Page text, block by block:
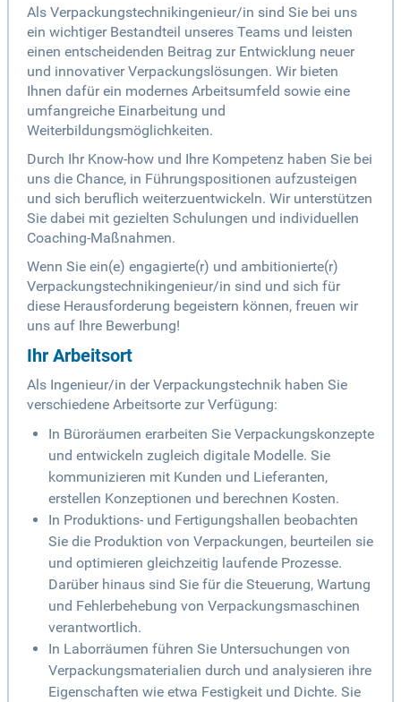
Als Verpackungstechnikingenieur/in sind Sie bei uns
ein wichtiger Bestandteil unseres Teams und leisten
einen entscheidenden Beitrag zur Entwicklung neuer
und innovativer Verpackungslösungen. Wir bieten
Ihnen dafür ein modernes Arbeitsumfeld sowie eine
umfangreiche Einarbeitung und
Weiterbildungsmöglichkeiten.
Durch Ihr Know-how und Ihre Kompetenz haben Sie bei
uns die Chance, in Führungspositionen aufzusteigen
und sich beruflich weiterzuentwickeln. Wir unterstützen
Sie dabei mit gezielten Schulungen und individuellen
Coaching-Maßnahmen.
Wenn Sie ein(e) engagierte(r) und ambitionierte(r)
Verpackungstechnikingenieur/in sind und sich für
diese Herausforderung begeistern können, freuen wir
uns auf Ihre Bewerbung!
Ihr Arbeitsort
Als Ingenieur/in der Verpackungstechnik haben Sie
verschiedene Arbeitsorte zur Verfügung:
In Büroräumen erarbeiten Sie Verpackungskonzepte
und entwickeln zugleich digitale Modelle. Sie
kommunizieren mit Kunden und Lieferanten,
erstellen Konzeptionen und berechnen Kosten.
In Produktions- und Fertigungshallen beobachten
Sie die Produktion von Verpackungen, beurteilen sie
und optimieren gleichzeitig laufende Prozesse.
Darüber hinaus sind Sie für die Steuerung, Wartung
und Fehlerbehebung von Verpackungsmaschinen
verantwortlich.
In Laborräumen führen Sie Untersuchungen von
Verpackungsmaterialien durch und analysieren ihre
Eigenschaften wie etwa Festigkeit und Dichte. Sie